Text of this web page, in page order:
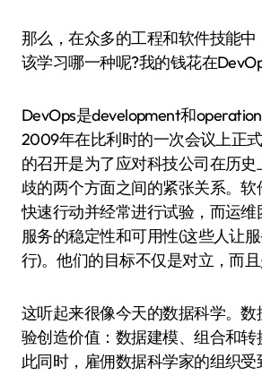
那么，在众多的工程和软件技能
该学习哪一种呢?我的钱花在
DevOps是development和
2009年在比利时的一次会议上正
的召开是为了应对科技公司在历
歧的两个方面之间的紧张关系。
快速行动并经常进行试验，而运
服务的稳定性和可用性(这些人让
行)。他们的目标不仅是对立，而且
这听起来很像今天的数据科学。
验创造价值：数据建模、组合和
此同时，雇佣数据科学家的组织受